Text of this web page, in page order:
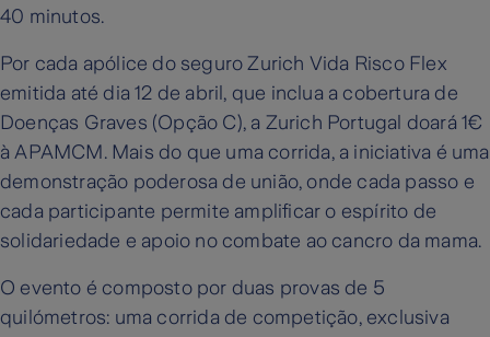
40 minutos.
Por cada apólice do seguro Zurich Vida Risco Flex
emitida até dia 12 de abril, que inclua a cobertura de
Doenças Graves (Opção C), a Zurich Portugal doará 1€
à APAMCM. Mais do que uma corrida, a iniciativa é uma
demonstração poderosa de união, onde cada passo e
cada participante permite amplificar o espírito de
solidariedade e apoio no combate ao cancro da mama.
O evento é composto por duas provas de 5
quilómetros: uma corrida de competição, exclusiva